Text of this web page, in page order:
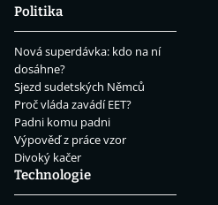
Politika
Nová superdávka: kdo na ní
dosáhne?
Sjezd sudetských Němců
Proč vláda zavádí EET?
Padni komu padni
Výpověď z práce vzor
Divoký kačer
Technologie